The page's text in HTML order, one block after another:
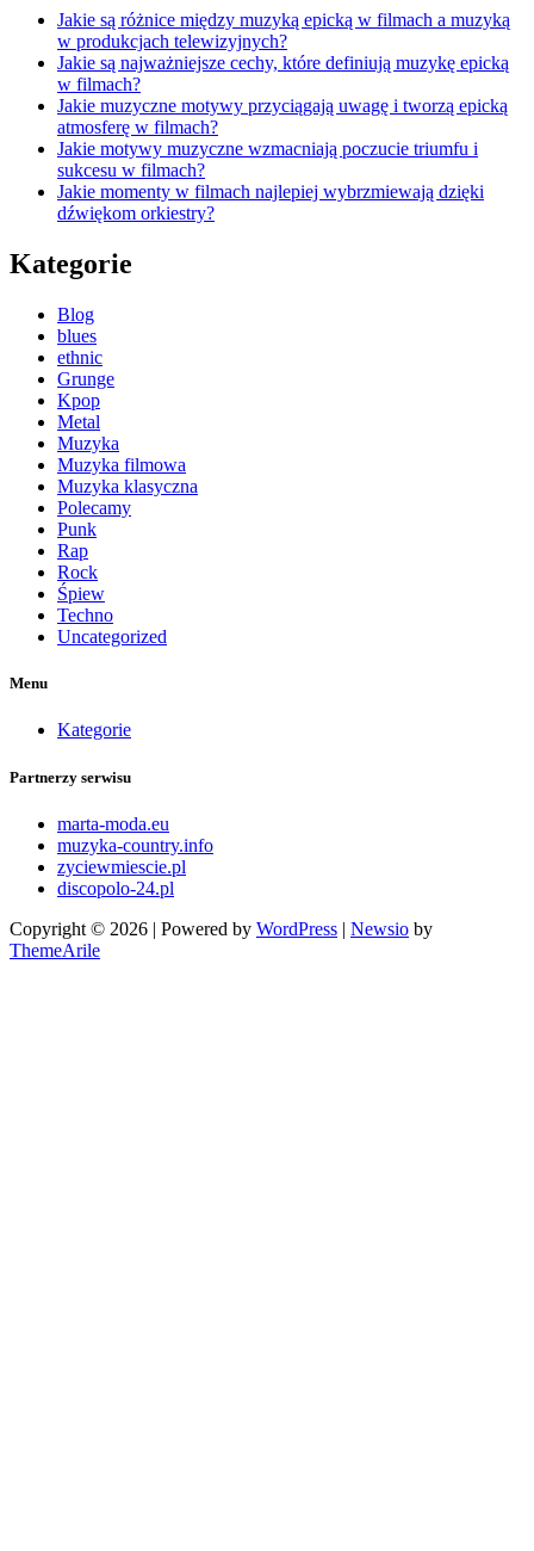
Jakie są różnice między muzyką epicką w filmach a muzyką
w produkcjach telewizyjnych?
Jakie są najważniejsze cechy, które definiują muzykę epicką
w filmach?
Jakie muzyczne motywy przyciągają uwagę i tworzą epicką
atmosferę w filmach?
Jakie motywy muzyczne wzmacniają poczucie triumfu i
sukcesu w filmach?
Jakie momenty w filmach najlepiej wybrzmiewają dzięki
dźwiękom orkiestry?
Kategorie
Blog
blues
ethnic
Grunge
Kpop
Metal
Muzyka
Muzyka filmowa
Muzyka klasyczna
Polecamy
Punk
Rap
Rock
Śpiew
Techno
Uncategorized
Menu
Kategorie
Partnerzy serwisu
marta-moda.eu
muzyka-country.info
zyciewmiescie.pl
discopolo-24.pl
Copyright © 2026 | Powered by WordPress | Newsio by
ThemeArile